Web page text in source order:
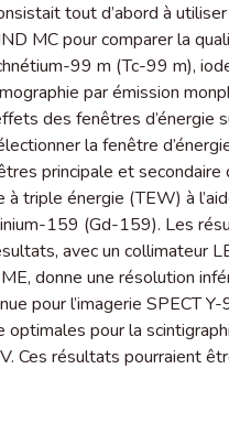
tout d’abord à
MC pour comparer la
99 m (Tc-99 m),
par émission
des fenêtres d’énergie
la fenêtre
principale et secondaire
triple énergie (TEW) à
159 (Gd-159). Les
avec un collimateur
donne une résolution
pour l’imagerie SPECT
optimales pour la
Ces résultats pourraient